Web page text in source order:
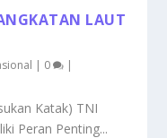
LAUT
| 0 |
Katak) TNI
Peran Penting...